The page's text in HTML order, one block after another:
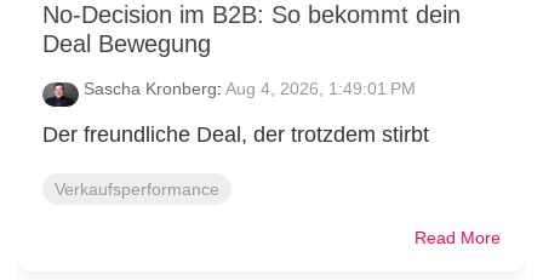
No-Decision im B2B: So bekommt dein
Deal Bewegung
Sascha Kronberg: Aug 4, 2026, 1:49:01 PM
Der freundliche Deal, der trotzdem stirbt
Verkaufsperformance
Read More